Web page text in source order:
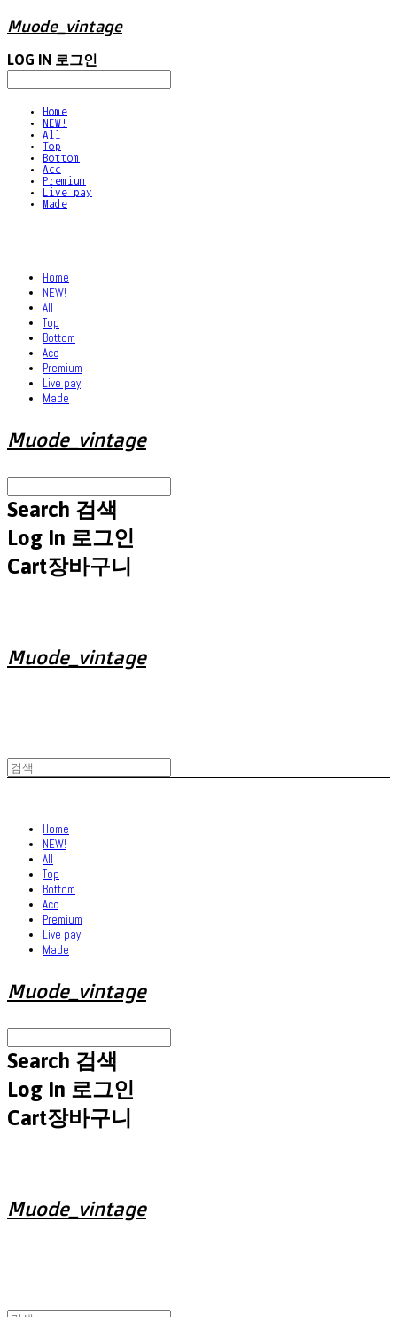
Muode_vintage
LOG IN 로그인
Home
NEW!
All
Top
Bottom
Acc
Premium
Live pay
Made
Home
NEW!
All
Top
Bottom
Acc
Premium
Live pay
Made
Muode_vintage
Search 검색
Log In 로그인
Cart장바구니
Muode_vintage
Home
NEW!
All
Top
Bottom
Acc
Premium
Live pay
Made
Muode_vintage
Search 검색
Log In 로그인
Cart장바구니
Muode_vintage